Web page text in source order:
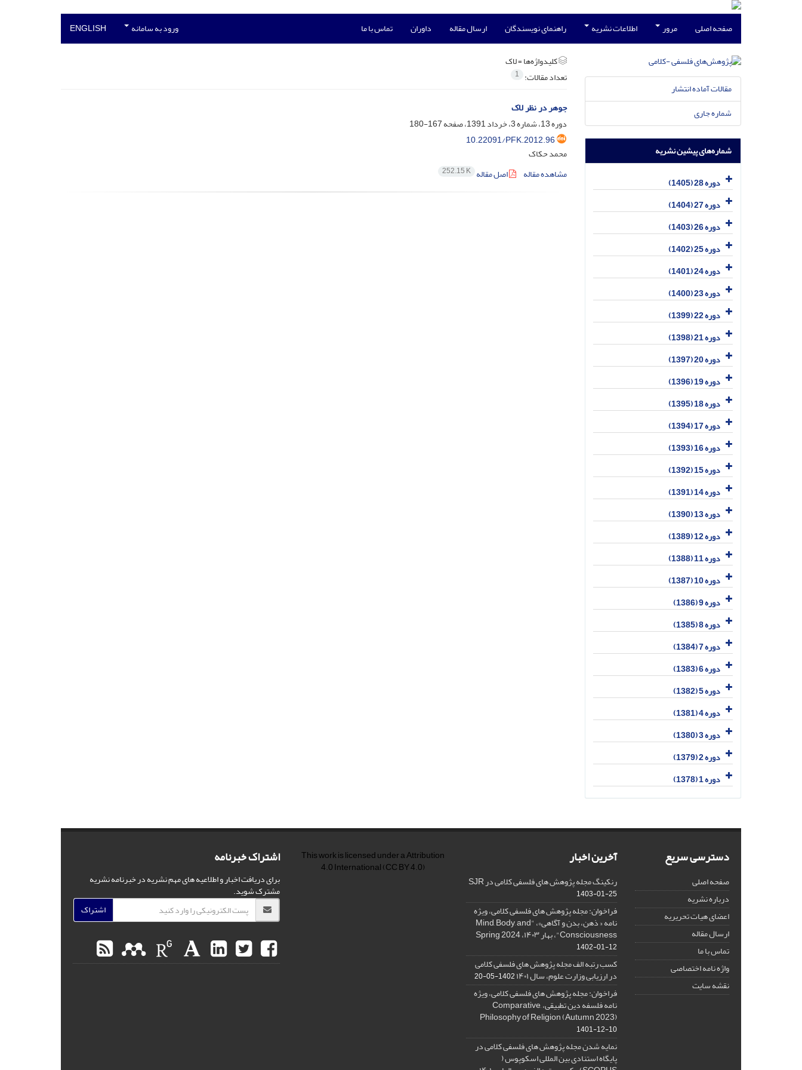
صفحه اصلی مرور اطلاعات نشریه راهنمای نویسندگان ارسال مقاله داوران تماس با ما ورود به سامانه ENGLISH
کلیدواژه‌ها =لاک
تعداد مقالات: 1
جوهر در نظر لاک
دوره 13، شماره 3، خرداد 1391، صفحه
167-180
10.22091/PFK.2012.96
محمد حکاک
مشاهده مقاله
اصل مقاله 252.15 K
مقالات آماده انتشار
شماره جاری
شماره‌های پیشین نشریه
دوره 28 (1405)
دوره 27 (1404)
دوره 26 (1403)
دوره 25 (1402)
دوره 24 (1401)
دوره 23 (1400)
دوره 22 (1399)
دوره 21 (1398)
دوره 20 (1397)
دوره 19 (1396)
دوره 18 (1395)
دوره 17 (1394)
دوره 16 (1393)
دوره 15 (1392)
دوره 14 (1391)
دوره 13 (1390)
دوره 12 (1389)
دوره 11 (1388)
دوره 10 (1387)
دوره 9 (1386)
دوره 8 (1385)
دوره 7 (1384)
دوره 6 (1383)
دوره 5 (1382)
دوره 4 (1381)
دوره 3 (1380)
دوره 2 (1379)
دوره 1 (1378)
دسترسی سریع
صفحه اصلی
درباره نشریه
اعضای هیات تحریریه
ارسال مقاله
تماس با ما
واژه نامه اختصاصی
نقشه سایت
آخرین اخبار
رنکینگ مجله پژوهش های فلسفی کلامی در SJR
1403-01-25
فراخوان: مجله پژوهش های فلسفی کلامی، ویژه
نامه « ذهن، بدن و آگاهی»، "Mind, Body, and
Consciousness"، بهار ۱۴۰۳، Spring 2024
1402-01-12
کسب رتبه الف مجله پژوهش های فلسفی کلامی
در ارزیابی وزارت علوم، سال ۱۴۰۱ 1402-05-20
فراخوان: مجله پژوهش های فلسفی کلامی، ویژه
نامه فلسفه دین تطبیقی، ,Comparative
Philosophy of Religion (Autumn 2023)
1401-12-10
نمایه شدن مجله پژوهش های فلسفی کلامی در
پایگاه استنادی بین المللی اسکوپوس (
This work is licensed under aAttribution
4.0 International(CC BY 4.0) اشتراک خبرنامه
برای دریافت اخبار و اطلاعیه های مهم نشریه در خبرنامه نشریه
مشترک شوید.
اشتراک